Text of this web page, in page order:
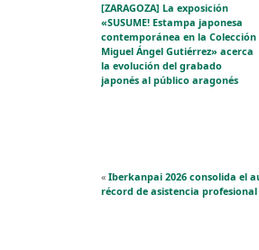
[ZARAGOZA] La exposición
«SUSUME! Estampa japonesa
contemporánea en la Colección
Miguel Ángel Gutiérrez» acerca
la evolución del grabado
japonés al público aragonés
« Iberkanpai 2026 consolida el
récord de asistencia profesional